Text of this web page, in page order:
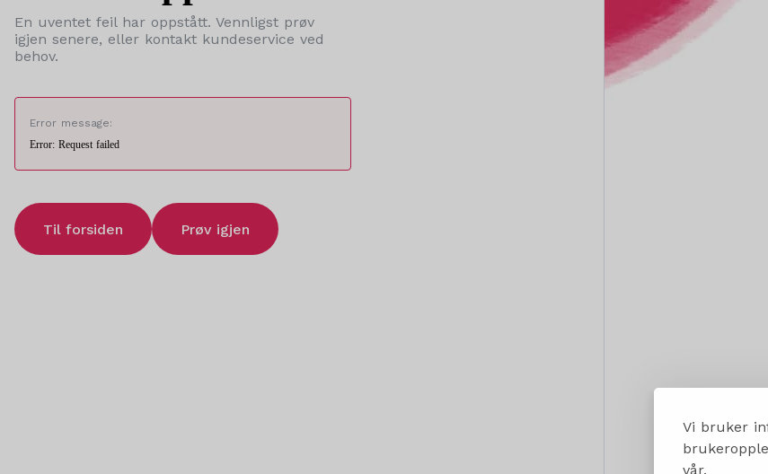
Vi bruker
vår.
En uventet feil har oppstått. Vennligst prøv
igjen senere, eller kontakt kundeservice ved
behov.
Error message:
Error: Request failed
Til forsiden Prøv igjen